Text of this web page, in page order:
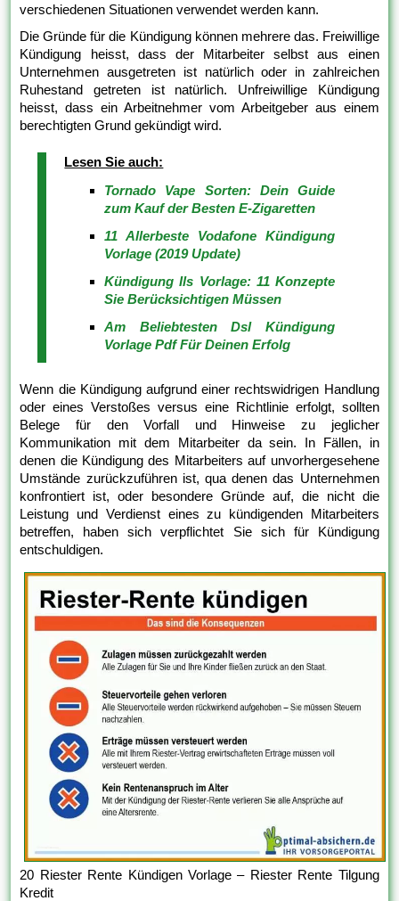
verschiedenen Situationen verwendet werden kann.
Die Gründe für die Kündigung können mehrere das. Freiwillige
Kündigung heisst, dass der Mitarbeiter selbst aus einen
Unternehmen ausgetreten ist natürlich oder in zahlreichen
Ruhestand getreten ist natürlich. Unfreiwillige Kündigung
heisst, dass ein Arbeitnehmer vom Arbeitgeber aus einem
berechtigten Grund gekündigt wird.
Lesen Sie auch:
Tornado Vape Sorten: Dein Guide
zum Kauf der Besten E-Zigaretten
11 Allerbeste Vodafone Kündigung
Vorlage (2019 Update)
Kündigung Ils Vorlage: 11 Konzepte
Sie Berücksichtigen Müssen
Am Beliebtesten Dsl Kündigung
Vorlage Pdf Für Deinen Erfolg
Wenn die Kündigung aufgrund einer rechtswidrigen Handlung
oder eines Verstoßes versus eine Richtlinie erfolgt, sollten
Belege für den Vorfall und Hinweise zu jeglicher
Kommunikation mit dem Mitarbeiter da sein. In Fällen, in
denen die Kündigung des Mitarbeiters auf unvorhergesehene
Umstände zurückzuführen ist, qua denen das Unternehmen
konfrontiert ist, oder besondere Gründe auf, die nicht die
Leistung und Verdienst eines zu kündigenden Mitarbeiters
betreffen, haben sich verpflichtet Sie sich für Kündigung
entschuldigen.
20 Riester Rente Kündigen Vorlage – Riester Rente Tilgung
Kredit